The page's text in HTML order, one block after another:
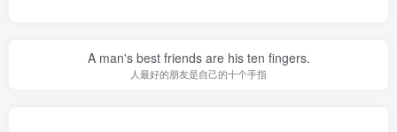
A man's best friends are his ten fingers.
人最好的朋友是自己的十个手指